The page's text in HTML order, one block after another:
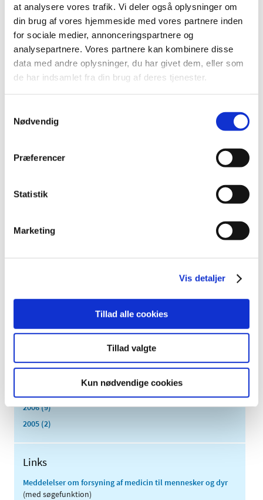
at analysere vores trafik. Vi deler også oplysninger om
din brug af vores hjemmeside med vores partnere inden
for sociale medier, annonceringspartnere og
analysepartnere. Vores partnere kan kombinere disse
data med andre oplysninger, du har givet dem, eller som
de har indsamlet fra din brug af deres tjenester.
Nødvendig
Præferencer
Statistik
Marketing
Vis detaljer
Tillad alle cookies
Tillad valgte
Kun nødvendige cookies
oktober (17)
september (13)
august (8)
juli (5)
juni (21)
maj (18)
april (11)
februar (29)
2021 (516)
2019 (159)
2017 (167)
2015 (33)
2006 (9)
2005 (2)
Links
Meddelelser om forsyning af medicin til mennesker og dyr
(med søgefunktion)